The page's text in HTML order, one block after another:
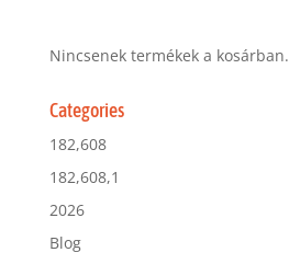
Nincsenek termékek a kosárban.
Categories
182,608
182,608,1
2026
Blog